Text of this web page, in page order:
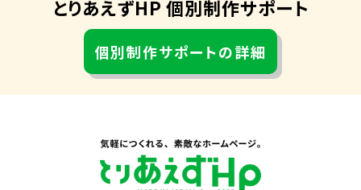
とりあえずHP 個別制作サポート
個別制作サポートの詳細